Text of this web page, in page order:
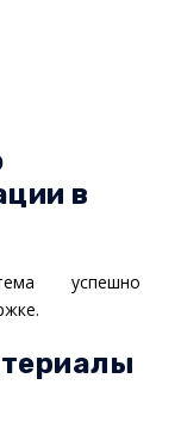
в
успешно